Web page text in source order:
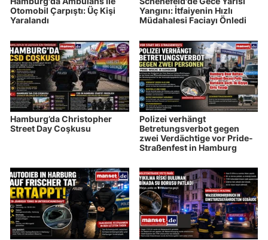
Otomobil Çarpıştı: Üç Kişi
Yaralandı
Yangını: İtfaiyenin Hızlı
Müdahalesi Faciayı Önledi
Hamburg’da Christopher
Street Day Coşkusu
Polizei verhängt
Betretungsverbot gegen
zwei Verdächtige vor Pride-
Straßenfest in Hamburg